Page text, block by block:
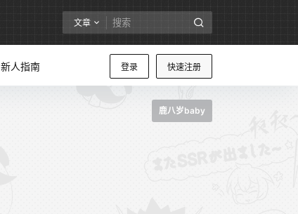
文章
登录 快速注册
新人指南
鹿八岁baby